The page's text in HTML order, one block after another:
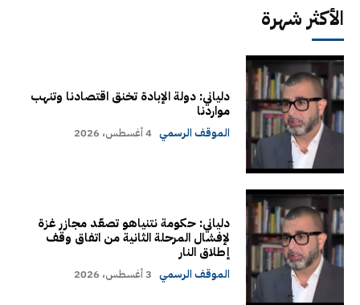
الأكثر شهرة
دلياني: دولة الإبادة تخنق اقتصادنا وتنهب
مواردنا
الموقف الرسمي 4 أغسطس، 2026
دلياني: حكومة نتنياهو تصعّد مجازر غزة
لإفشال المرحلة الثانية من اتفاق وقف
إطلاق النار
الموقف الرسمي 3 أغسطس، 2026